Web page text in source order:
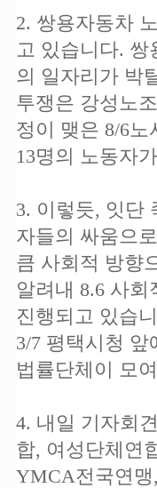
2. 쌍용자동차
고 있습니다. 쌍
의 일자리가 박
투쟁은 강성노
정이 맺은 8/6
13명의 노동자
3. 이렇듯, 잇단
자들의 싸움으
큼 사회적 방향
알려내 8.6 사
진행되고 있습
3/7 평택시청
법률단체이 모
4. 내일 기자회
합, 여성단체연
YMCA전국연